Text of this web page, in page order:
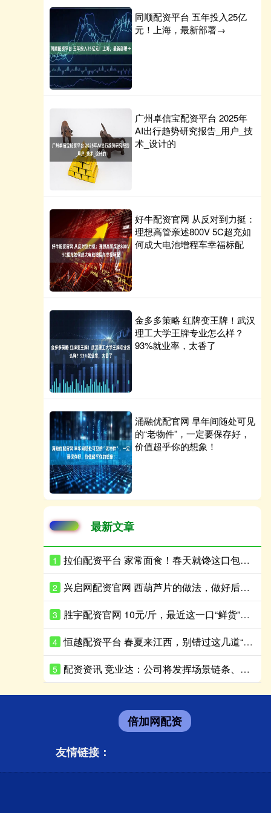
同顺配资平台 五年投入25亿
元！上海，最新部署→
广州卓信宝配资平台 2025年
AI出行趋势研究报告_用户_技
术_设计的
好牛配资官网 从反对到力挺：
理想高管亲述800V 5C超充如
何成大电池增程车幸福标配
金多多策略 红牌变王牌！武汉
理工大学王牌专业怎么样？
93%就业率，太香了
涌融优配官网 早年间随处可见
的“老物件”，一定要保存好，
价值超乎你的想象！
最新文章
1 拉伯配资平台 家常面食！春天就馋这口包子，鲜过韭菜，清爽鲜香，鲜到停不了嘴
2 兴启网配资官网 西葫芦片的做法，做好后炒煎凉拌都好吃，清爽脆嫩
3 胜宇配资官网 10元/斤，最近这一口“鲜货”正肥！摊主：一天上百斤不够卖
4 恒越配资平台 春夏来江西，别错过这几道“花朵”美食
5 配资资讯 竞业达：公司将发挥场景链条、训练数据及大模型技术优势，把握市场机遇
倍加网配资
友情链接：